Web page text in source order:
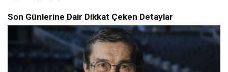
Son Günlerine Dair Dikkat Çeken Detaylar